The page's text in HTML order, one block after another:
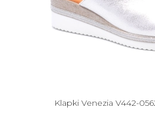
Klapki Venezia V442-